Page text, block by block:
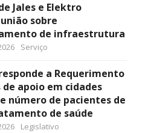
Jales e Elektro
sobre
de infraestrutura
Serviço
a Requerimento
de apoio em cidades
número de pacientes de
de saúde
Legislativo